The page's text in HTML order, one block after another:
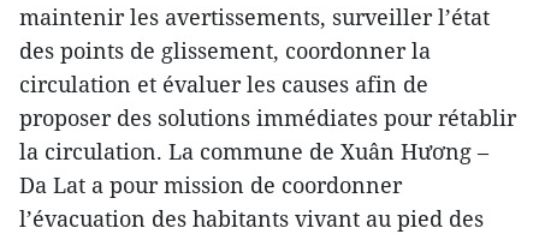
maintenir les avertissements, surveiller l’état
des points de glissement, coordonner la
circulation et évaluer les causes afin de
proposer des solutions immédiates pour rétablir
la circulation. La commune de Xuân Hương –
Da Lat a pour mission de coordonner
l’évacuation des habitants vivant au pied des